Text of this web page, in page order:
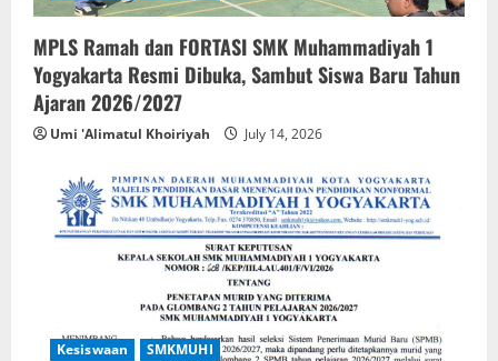
MPLS Ramah dan FORTASI SMK Muhammadiyah 1
Yogyakarta Resmi Dibuka, Sambut Siswa Baru Tahun
Ajaran 2026/2027
Umi 'Alimatul Khoiriyah July 14, 2026
Kesiswaan SMKMUHI